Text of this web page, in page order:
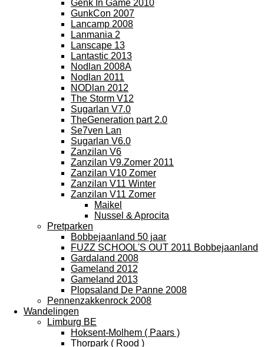
Genk In Game 2010
GunkCon 2007
Lancamp 2008
Lanmania 2
Lanscape 13
Lantastic 2013
Nodlan 2008A
Nodlan 2011
NODlan 2012
The Storm V12
Sugarlan V7.0
TheGeneration part 2.0
Se7ven Lan
Sugarlan V6.0
Zanzilan V6
Zanzilan V9.Zomer 2011
Zanzilan V10 Zomer
Zanzilan V11 Winter
Zanzilan V11 Zomer
Maikel
Nussel & Aprocita
Pretparken
Bobbejaanland 50 jaar
FUZZ SCHOOL'S OUT 2011 Bobbejaanland
Gardaland 2008
Gameland 2012
Gameland 2013
Plopsaland De Panne 2008
Pennenzakkenrock 2008
Wandelingen
Limburg BE
Hoksent-Molhem ( Paars )
Thorpark ( Rood )